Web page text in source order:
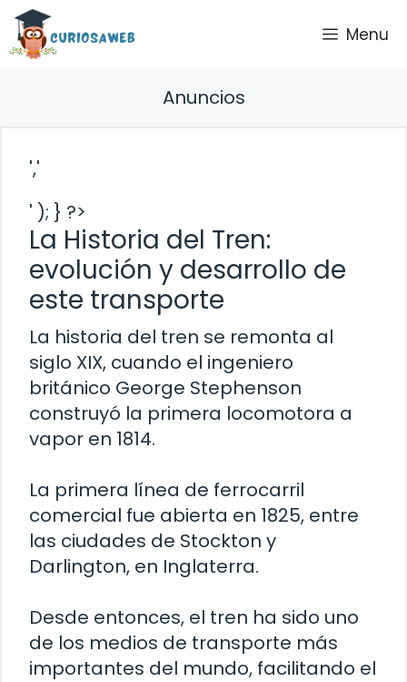
Saltar
contenido
Menu
Anuncios
','
' ); } ?>
La Historia del Tren:
evolución y desarrollo de
este transporte
La historia del tren se remonta al
siglo XIX, cuando el ingeniero
británico George Stephenson
construyó la primera locomotora a
vapor en 1814.
La primera línea de ferrocarril
comercial fue abierta en 1825, entre
las ciudades de Stockton y
Darlington, en Inglaterra.
Desde entonces, el tren ha sido uno
de los medios de transporte más
importantes del mundo, facilitando el